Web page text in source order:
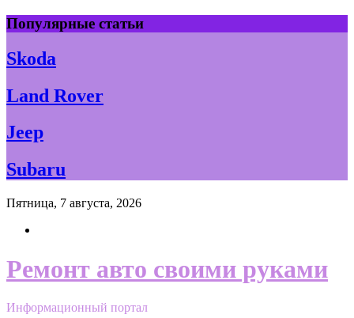
Skip
to
content
Популярные статьи
Skoda
Land Rover
Jeep
Subaru
Пятница, 7 августа, 2026
Ремонт авто своими руками
Информационный портал